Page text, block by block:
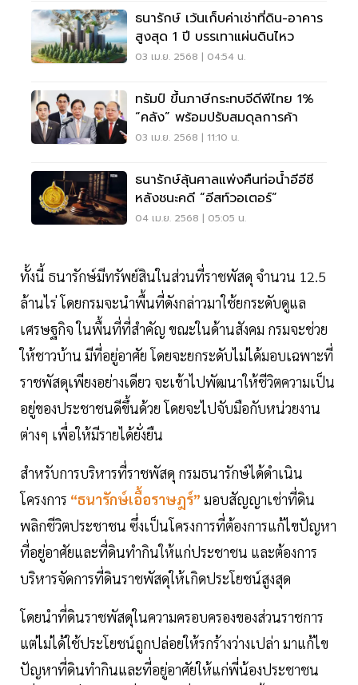
ธนารักษ์ เว้นเก็บค่าเช่าที่ดิน-อาคาร
สูงสุด 1 ปี บรรเทาแผ่นดินไหว
03 เม.ย. 2568 | 04:54 น.
ทรัมป์ ขึ้นภาษีกระทบจีดีพีไทย 1%
“คลัง” พร้อมปรับสมดุลการค้า
03 เม.ย. 2568 | 11:10 น.
ธนารักษ์ลุ้นศาลแพ่งคืนท่อน้ำอีอีซี
หลังชนะคดี “อีสท์วอเตอร์”
04 เม.ย. 2568 | 05:05 น.
ทั้งนี้ ธนารักษ์มีทรัพย์สินในส่วนที่ราชพัสดุ จำนวน 12.5
ล้านไร่ โดยกรมจะนำพื้นที่ดังกล่าวมาใช้ยกระดับดูแล
เศรษฐกิจ ในพื้นที่ที่สำคัญ ขณะในด้านสังคม กรมจะช่วย
ให้ชาวบ้าน มีที่อยู่อาศัย โดยจะยกระดับไม่ได้มอบเฉพาะที่
ราชพัสดุเพียงอย่างเดียว จะเข้าไปพัฒนาให้ชีวิตความเป็น
อยู่ของประชาชนดีขึ้นด้วย โดยจะไปจับมือกับหน่วยงาน
ต่างๆ เพื่อให้มีรายได้ยั่งยืน
สำหรับการบริหารที่ราชพัสดุ กรมธนารักษ์ได้ดำเนิน
โครงการ “ธนารักษ์เอื้อราษฎร์” มอบสัญญาเช่าที่ดิน
พลิกชีวิตประชาชน ซึ่งเป็นโครงการที่ต้องการแก้ไขปัญหา
ที่อยู่อาศัยและที่ดินทำกินให้แก่ประชาชน และต้องการ
บริหารจัดการที่ดินราชพัสดุให้เกิดประโยชน์สูงสุด
โดยนำที่ดินราชพัสดุในความครอบครองของส่วนราชการ
แต่ไม่ได้ใช้ประโยชน์ถูกปล่อยให้รกร้างว่างเปล่า มาแก้ไข
ปัญหาที่ดินทำกินและที่อยู่อาศัยให้แก่พี่น้องประชาชน